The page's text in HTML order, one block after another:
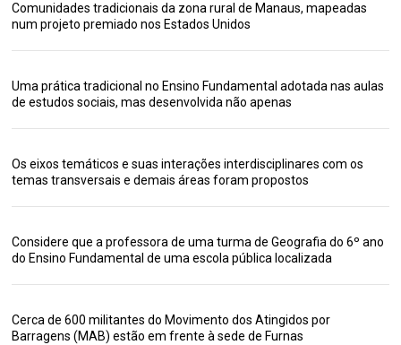
Comunidades tradicionais da zona rural de Manaus, mapeadas
num projeto premiado nos Estados Unidos
Uma prática tradicional no Ensino Fundamental adotada nas aulas
de estudos sociais, mas desenvolvida não apenas
Os eixos temáticos e suas interações interdisciplinares com os
temas transversais e demais áreas foram propostos
Considere que a professora de uma turma de Geografia do 6º ano
do Ensino Fundamental de uma escola pública localizada
Cerca de 600 militantes do Movimento dos Atingidos por
Barragens (MAB) estão em frente à sede de Furnas